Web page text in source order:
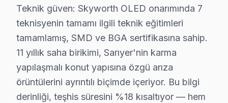
Kocataş'ta Skyworth TV Servisi
Kocataş, yeşil alanları ve sosyal yaşamı ile bilinen
Maden'de Skyworth TV Servisi
Maden Mahallesi, doğal güzellikleri ile dikkat çeken bir
Maslak'ta Skyworth TV Servisi
Teknik güven: Skyworth OLED onarımında 7
teknisyenin tamamı ilgili teknik eğitimleri
tamamlamış, SMD ve BGA sertifikasına sahip.
11 yıllık saha birikimi, Sarıyer'nin karma
yapılaşmalı konut yapısına özgü arıza
örüntülerini ayrıntılı biçimde içeriyor. Bu bilgi
derinliği, teşhis süresini %18 kısaltıyor — hem